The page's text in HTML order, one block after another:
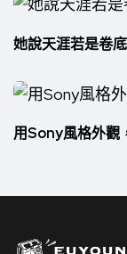
她說天涯若是卷
用Sony風格外觀